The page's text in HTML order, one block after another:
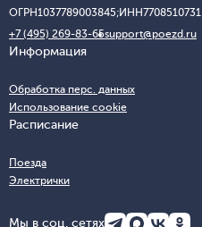
ОГРН1037789003845;ИНН7708510731
+7 (495) 269-83-65support@poezd.ru
Информация
Обработка перс. данных
Использование cookie
Расписание
Поезда
Электрички
Мы в соц. сетях